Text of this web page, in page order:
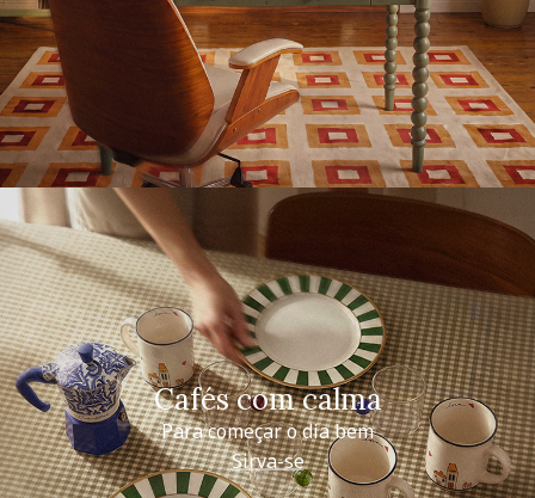
Cafés com calma
Para começar o dia bem
Sirva-se